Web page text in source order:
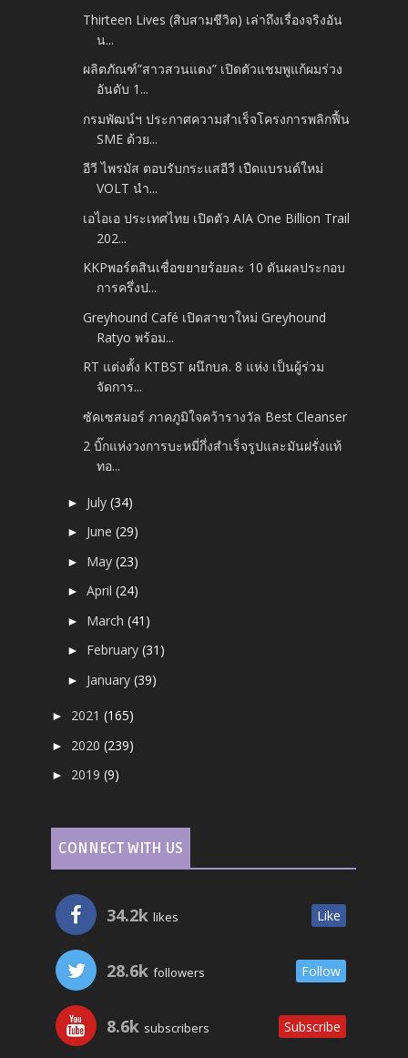
Thirteen Lives (สิบสามชีวิต) เล่าถึงเรื่องจริงอัน
น...
ผลิตภัณฑ์”สาวสวนแตง” เปิดตัวแชมพูแก้ผมร่วง
อันดับ 1...
กรมพัฒน์ฯ ประกาศความสำเร็จโครงการพลิกฟื้น
SME ด้วย...
อีวี ไพรมัส ตอบรับกระแสอีวี เปืดแบรนด์ใหม่
VOLT นำ...
เอไอเอ ประเทศไทย เปิดตัว AIA One Billion Trail
202...
KKPพอร์ตสินเชื่อขยายร้อยละ 10 ดันผลประกอบ
การครึ่งป...
Greyhound Café เปิดสาขาใหม่ Greyhound
Ratyo พร้อม...
RT แต่งตั้ง KTBST ผนึกบล. 8 แห่ง เป็นผู้ร่วม
จัดการ...
ซัคเซสมอร์ ภาคภูมิใจคว้ารางวัล Best Cleanser
2 บิ๊กแห่งวงการบะหมี่กึ่งสำเร็จรูปและมันฝรั่งแท้
ทอ...
► July(34)
► June(29)
► May(23)
►April(24)
► March(41)
► February(31)
► January(39)
► 2021(165)
► 2020(239)
► 2019(9)
CONNECT WITH US
34.2k likes Like
28.6k followers Follow
8.6k subscribers Subscribe